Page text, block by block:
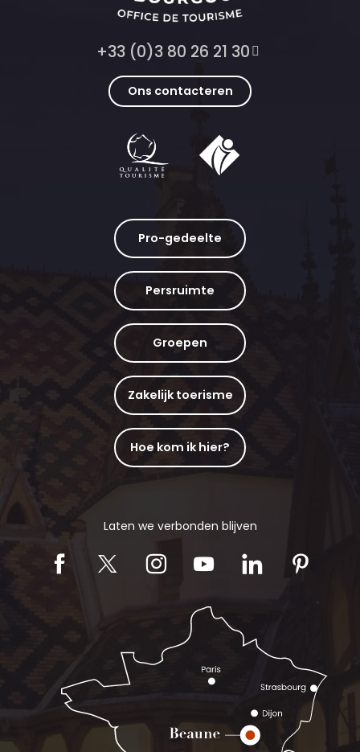
+33 (0)3 80 26 21 30
Ons contacteren
Pro-gedeelte
Persruimte
Groepen
Zakelijk toerisme
Hoe kom ik hier?
Laten we verbonden blijven